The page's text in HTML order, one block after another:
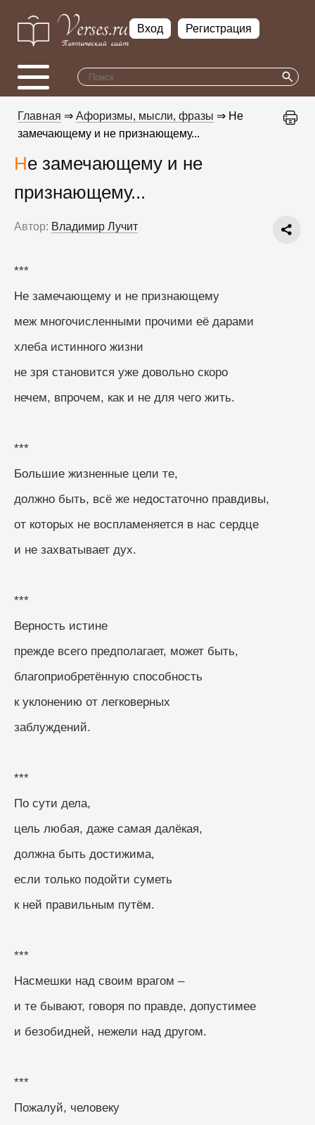
Вход Регистрация
Главная ⇒ Афоризмы, мысли, фразы ⇒ Не
замечающему и не признающему...
Не замечающему и не
признающему...
Автор: Владимир Лучит
***
Не замечающему и не признающему
меж многочисленными прочими её дарами
хлеба истинного жизни
не зря становится уже довольно скоро
нечем, впрочем, как и не для чего жить.
***
Большие жизненные цели те,
должно быть, всё же недостаточно правдивы,
от которых не воспламеняется в нас сердце
и не захватывает дух.
***
Верность истине
прежде всего предполагает, может быть,
благоприобретённую способность
к уклонению от легковерных
заблуждений.
***
По сути дела,
цель любая, даже самая далёкая,
должна быть достижима,
если только подойти суметь
к ней правильным путём.
***
Насмешки над своим врагом –
и те бывают, говоря по правде, допустимее
и безобидней, нежели над другом.
***
Пожалуй, человеку